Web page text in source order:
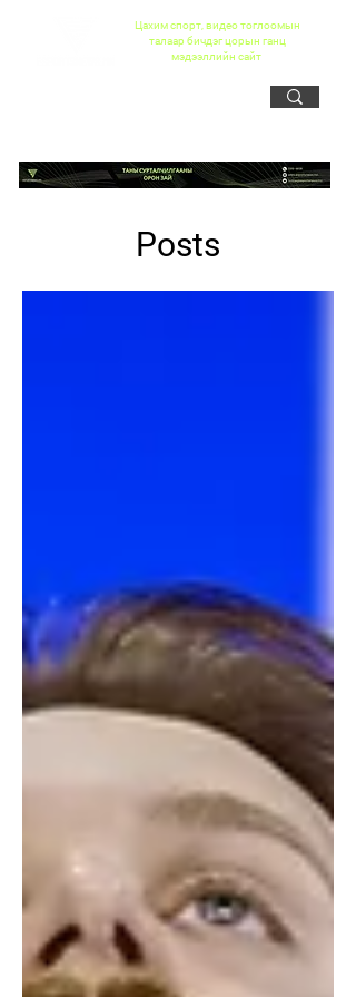
Цахим спорт, видео тоглоомын
талаар бичдэг цорын ганц
мэдээллийн сайт
Posts